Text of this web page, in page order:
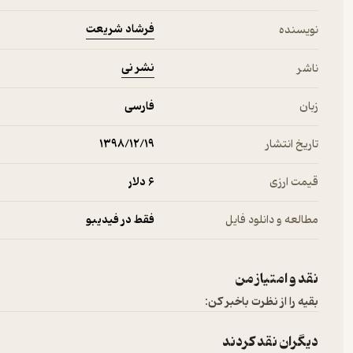
نویسنده فرشاد شریعت
ناشر نشر نی
زبان فارسی
تاریخ انتشار ۱۳۹۸/۱۲/۱۹
قیمت ارزی 6 دلار
مطالعه و دانلود فایل فقط در فیدیبو
نقد و امتیاز من
بقیه را از نظرت باخبر کن:
دیگران نقد کردند